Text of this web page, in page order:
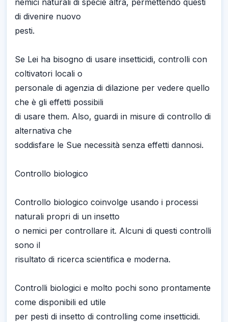
nemici naturali di specie altra, permettendo questi
di divenire nuovo
pesti.
Se Lei ha bisogno di usare insetticidi, controlli con
coltivatori locali o
personale di agenzia di dilazione per vedere quello
che è gli effetti possibili
di usare them. Also, guardi in misure di controllo di
alternativa che
soddisfare le Sue necessità senza effetti dannosi.
Controllo biologico
Controllo biologico coinvolge usando i processi
naturali propri di un insetto
o nemici per controllare it. Alcuni di questi controlli
sono il
risultato di ricerca scientifica e moderna.
Controlli biologici e molto pochi sono prontamente
come disponibili ed utile
per pesti di insetto di controlling come insetticidi.